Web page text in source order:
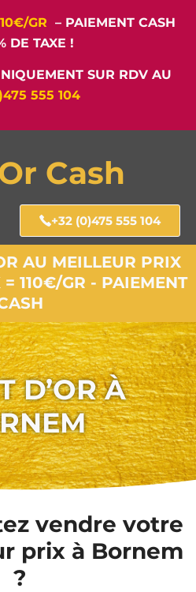
GR – PAIEMENT CASH
DE TAXE !
SUR RDV AU
555 104
Cash
+32 (0)475 555 104
AU MEILLEUR PRIX
110€/GR - PAIEMENT
D’OR À
vendre votre
prix à Bornem
?